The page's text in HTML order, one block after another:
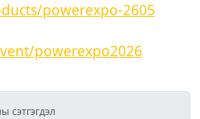
powerexpo-2605
powerexpo2026
сэтгэгдэл